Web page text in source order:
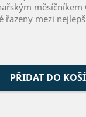
měsíčníkem
řazeny mezi
PŘIDAT DO